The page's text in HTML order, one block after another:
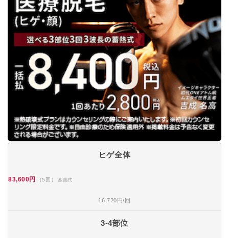
ヒゲ全体
83,600円 （5回） 蓄熱式
16,720円/回
3-4部位